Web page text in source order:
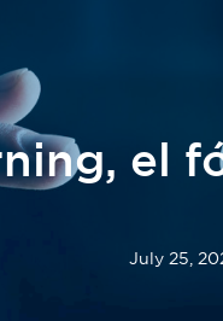
el
July 25,